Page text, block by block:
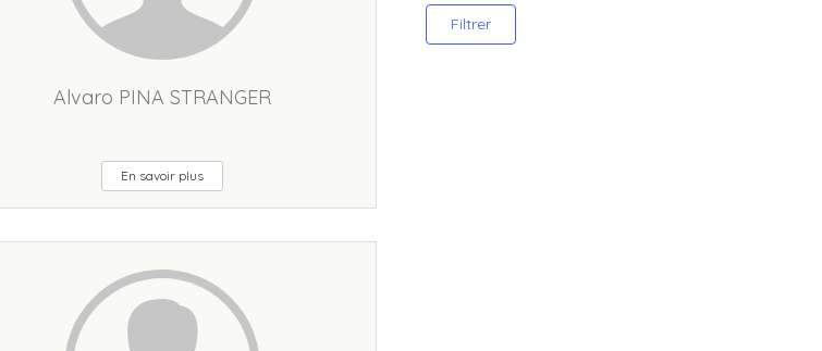
Alvaro PINA STRANGER
En savoir plus